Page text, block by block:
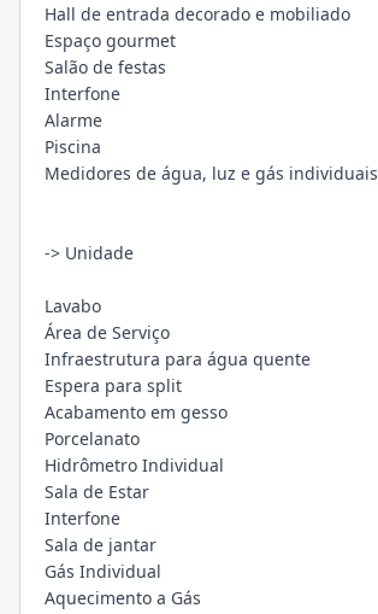
Hall de entrada decorado e mobiliado
Espaço gourmet
Salão de festas
Interfone
Alarme
Piscina
Medidores de água, luz e gás individuais
-> Unidade
Lavabo
Área de Serviço
Infraestrutura para água quente
Espera para split
Acabamento em gesso
Porcelanato
Hidrômetro Individual
Sala de Estar
Interfone
Sala de jantar
Gás Individual
Aquecimento a Gás